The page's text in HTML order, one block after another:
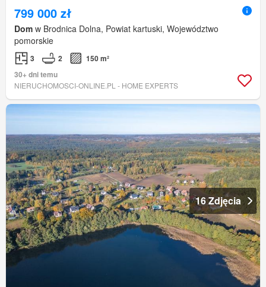
799 000 zł
Dom w Brodnica Dolna, Powiat kartuski, Województwo
pomorskie
3 2
150 m²
30+ dni temu
NIERUCHOMOSCI-ONLINE.PL - HOME EXPERTS
16 Zdjęcia